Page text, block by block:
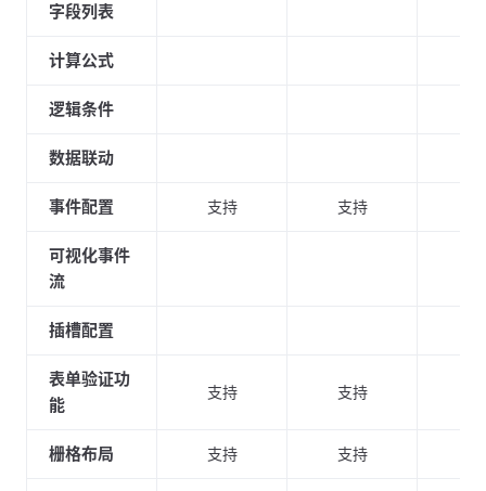
字段列表
计算公式
逻辑条件
数据联动
事件配置 支持 支持
可视化事件
流
插槽配置
表单验证功
能
支持 支持
栅格布局 支持 支持